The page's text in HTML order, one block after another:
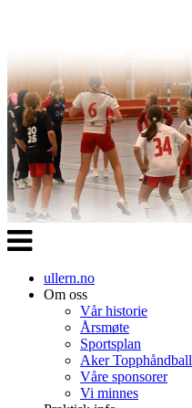
Veksle
navigasjon
ullern.no
Om oss
Vår historie
Årsmøte
Sportsplan
Aker Topphåndball
Våre sponsorer
Vi minnes